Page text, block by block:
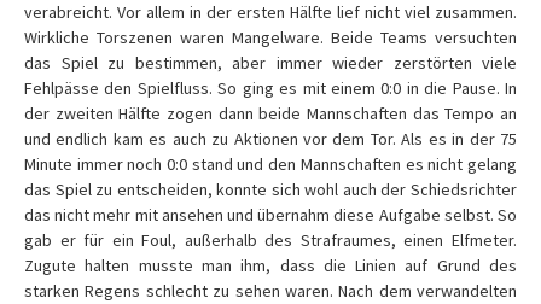
verabreicht. Vor allem in der ersten Hälfte lief nicht viel zusammen.
Wirkliche Torszenen waren Mangelware. Beide Teams versuchten
das Spiel zu bestimmen, aber immer wieder zerstörten viele
Fehlpässe den Spielfluss. So ging es mit einem 0:0 in die Pause. In
der zweiten Hälfte zogen dann beide Mannschaften das Tempo an
und endlich kam es auch zu Aktionen vor dem Tor. Als es in der 75
Minute immer noch 0:0 stand und den Mannschaften es nicht gelang
das Spiel zu entscheiden, konnte sich wohl auch der Schiedsrichter
das nicht mehr mit ansehen und übernahm diese Aufgabe selbst. So
gab er für ein Foul, außerhalb des Strafraumes, einen Elfmeter.
Zugute halten musste man ihm, dass die Linien auf Grund des
starken Regens schlecht zu sehen waren. Nach dem verwandelten